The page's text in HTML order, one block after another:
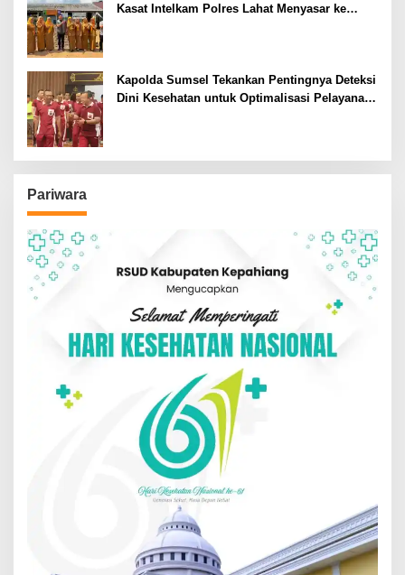
Kasat Intelkam Polres Lahat Menyasar ke
Kapolda Sumsel Tekankan Pentingnya Deteksi
Dini Kesehatan untuk Optimalisasi Pelayanan
Pariwara